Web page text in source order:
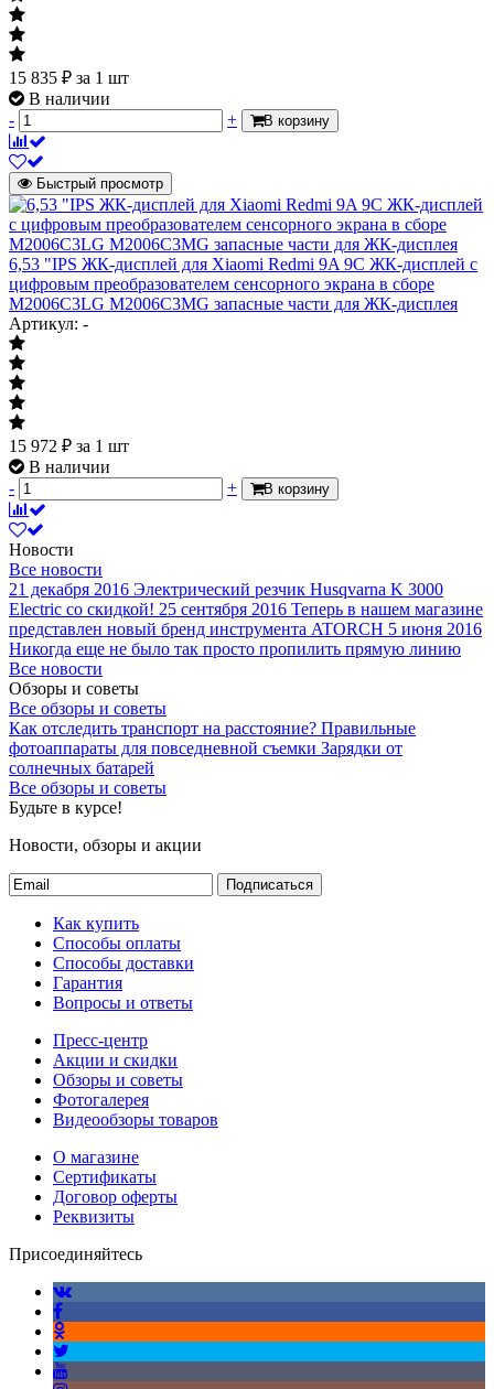
15 835 ₽ за 1 шт
В наличии
-
+ В корзину
Быстрый просмотр
6,53 "IPS ЖК-дисплей для Xiaomi Redmi 9A 9C ЖК-дисплей с
цифровым преобразователем сенсорного экрана в сборе
M2006C3LG M2006C3MG запасные части для ЖК-дисплея
Артикул: -
15 972 ₽ за 1 шт
В наличии
-
+ В корзину
Новости
Все новости
21 декабря 2016 Электрический резчик Husqvarna K 3000
Electric со скидкой! 25 сентября 2016 Теперь в нашем магазине
представлен новый бренд инструмента ATORCH 5 июня 2016
Никогда еще не было так просто пропилить прямую линию
Все новости
Обзоры и советы
Все обзоры и советы
Как отследить транспорт на расстояние? Правильные
фотоаппараты для повседневной съемки Зарядки от
солнечных батарей
Все обзоры и советы
Будьте в курсе!
Новости, обзоры и акции
Подписаться
Как купить
Способы оплаты
Способы доставки
Гарантия
Вопросы и ответы
Пресс-центр
Акции и скидки
Обзоры и советы
Фотогалерея
Видеообзоры товаров
О магазине
Сертификаты
Договор оферты
Реквизиты
Присоединяйтесь